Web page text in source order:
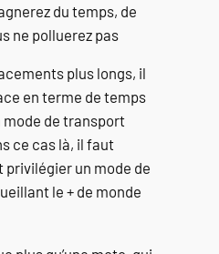
du temps, de
ne polluerez pas
plus longs, il
en terme de temps
mode de transport
ce cas là, il faut
privilégier un mode de
le + de monde